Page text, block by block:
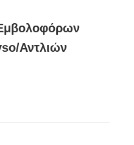
αντλιών